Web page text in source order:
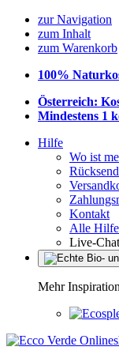
zur Navigation
zum Inhalt
zum Warenkorb
100%
Österreich:
Mindestens 1
Hilfe
Wo ist
Kontakt
Alle
Live-Chat
Mehr Inspiration